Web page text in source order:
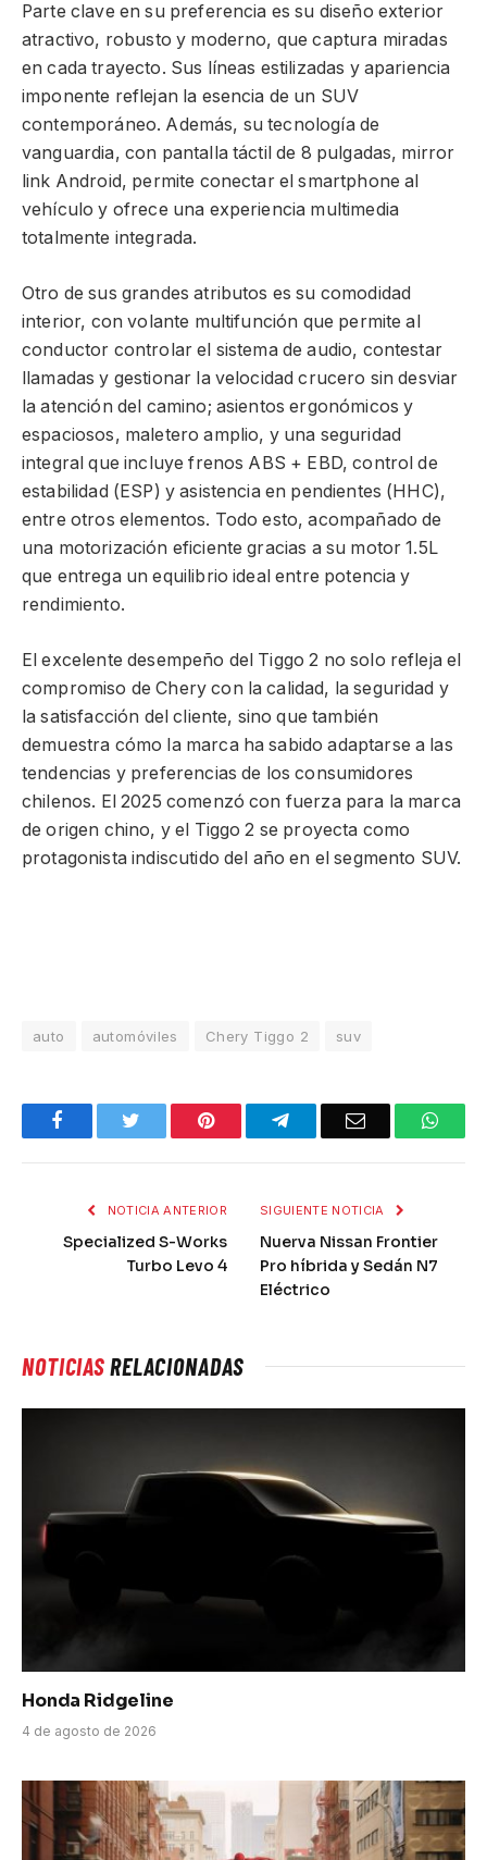
Parte clave en su preferencia es su diseño exterior
atractivo, robusto y moderno, que captura miradas
en cada trayecto. Sus líneas estilizadas y apariencia
imponente reflejan la esencia de un SUV
contemporáneo. Además, su tecnología de
vanguardia, con pantalla táctil de 8 pulgadas, mirror
link Android, permite conectar el smartphone al
vehículo y ofrece una experiencia multimedia
totalmente integrada.
Otro de sus grandes atributos es su comodidad
interior, con volante multifunción que permite al
conductor controlar el sistema de audio, contestar
llamadas y gestionar la velocidad crucero sin desviar
la atención del camino; asientos ergonómicos y
espaciosos, maletero amplio, y una seguridad
integral que incluye frenos ABS + EBD, control de
estabilidad (ESP) y asistencia en pendientes (HHC),
entre otros elementos. Todo esto, acompañado de
una motorización eficiente gracias a su motor 1.5L
que entrega un equilibrio ideal entre potencia y
rendimiento.
El excelente desempeño del Tiggo 2 no solo refleja el
compromiso de Chery con la calidad, la seguridad y
la satisfacción del cliente, sino que también
demuestra cómo la marca ha sabido adaptarse a las
tendencias y preferencias de los consumidores
chilenos. El 2025 comenzó con fuerza para la marca
de origen chino, y el Tiggo 2 se proyecta como
protagonista indiscutido del año en el segmento SUV.
auto automóviles Chery Tiggo 2 suv
Facebook Pinterest TelegramEmail
NOTICIA ANTERIOR
Specialized S-Works
Turbo Levo 4
SIGUIENTE NOTICIA
Nuerva Nissan Frontier
Pro híbrida y Sedán N7
Eléctrico
NOTICIASRELACIONADAS
Honda Ridgeline
4 de agosto de 2026